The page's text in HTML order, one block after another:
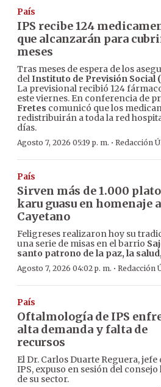
País
IPS recibe 124
que alcanzarán para
meses
Tras meses de espera de los
delInstituto de Previsión Social
La previsional recibió 124
este viernes. En conferencia de
Fretes comunicó que los
redistribuirán a toda la red
días.
Agosto 7, 2026 05:19 p. m. · Redacción
País
Sirven más de 1.000
karu guasu en homenaje
Cayetano
Feligreses realizaron hoy su
una serie de misas en el barrio
santo patrono de la paz, la
Agosto 7, 2026 04:02 p. m. · Redacción
País
Oftalmología de IPS
alta demanda y falta de
recursos
El Dr. Carlos Duarte Reguera,
IPS, expuso en sesión del
de su sector.